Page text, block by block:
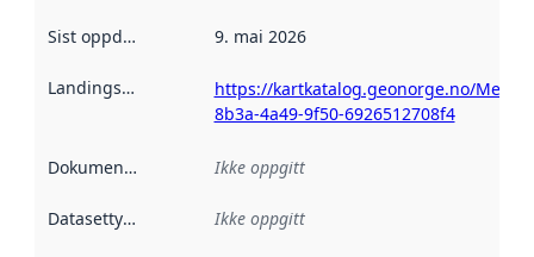
Sist oppdatert 9. mai 2026
Landingsside
https://kartkatalog.geonorge.no/
8b3a-4a49-9f50-6926512708f4
Dokumentasjon Ikke oppgitt
Datasettype Ikke oppgitt